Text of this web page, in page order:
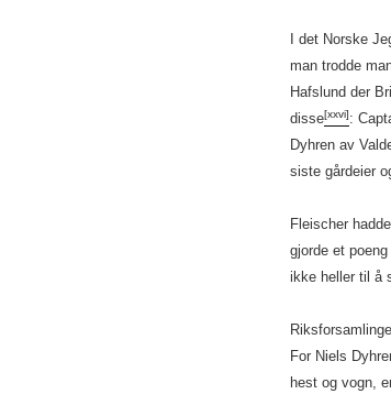
I det Norske
man trodde
Hafslund der
disse[xxvi]:
Dyhren av
siste gårdeier
Fleischer
gjorde et
ikke heller til å
For Niels
hest og vogn,